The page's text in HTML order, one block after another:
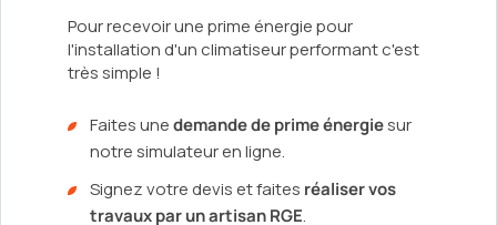
Pour recevoir une prime énergie pour
l'installation d'un climatiseur performant c'est
très simple !
Faites unedemande de prime énergiesur
notre simulateur en ligne.
Signez votre devis et faites réaliser vos
travaux par un artisan RGE.